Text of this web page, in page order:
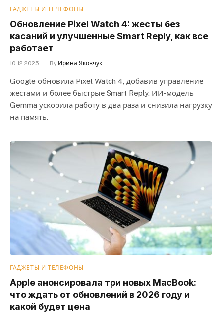
ГАДЖЕТЫ И ТЕЛЕФОНЫ
Обновление Pixel Watch 4: жесты без
касаний и улучшенные Smart Reply, как все
работает
10.12.2025 By Ирина Яковчук
Google обновила Pixel Watch 4, добавив управление
жестами и более быстрые Smart Reply. ИИ-модель
Gemma ускорила работу в два раза и снизила нагрузку
на память.
ГАДЖЕТЫ И ТЕЛЕФОНЫ
Apple анонсировала три новых MacBook:
что ждать от обновлений в 2026 году и
какой будет цена